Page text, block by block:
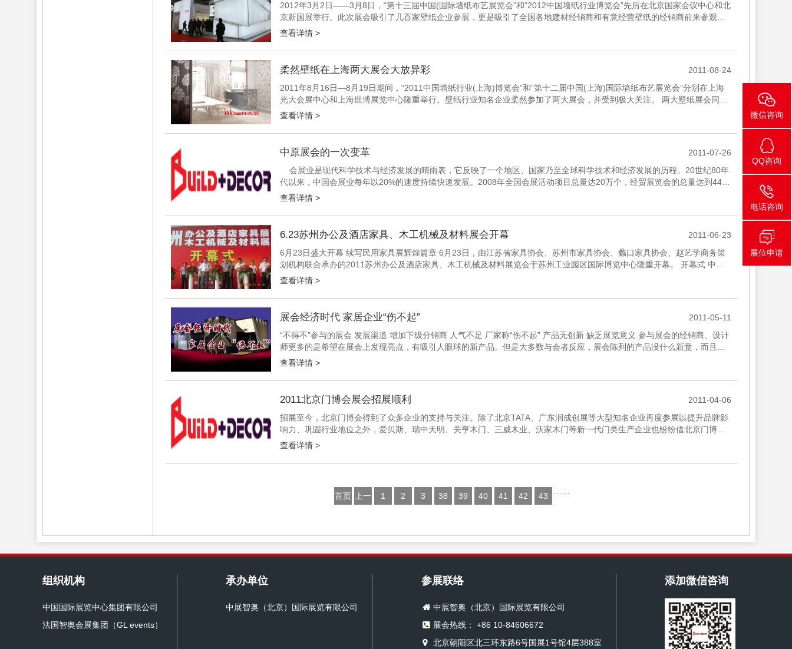
2012年3月2日――3月8日，“第十三届中国(国际墙纸布艺展览会”和“2012中国墙纸行业博览会”先后在北京国家会议中心和北
京新国展举行。此次展会吸引了几百家壁纸企业参展，更是吸引了全国各地建材经销商和有意经营壁纸的经销商前来参观洽
谈。 柔然场馆的外立面 参展商在翻看柔然新版本 柔然集团...
查看详情 >
柔然壁纸在上海两大展会大放异彩
2011-08-24
2011年8月16日―8月19日期间，“2011中国墙纸行业(上海)博览会”和“第十二届中国(上海)国际墙纸布艺展览会”分别在上海
光大会展中心和上海世博展览中心隆重举行。壁纸行业知名企业柔然参加了两大展会，并受到极大关注。 两大壁纸展会同时
在上海展开，汇聚了600多家企业参展，吸引了行业内...
查看详情 >
中原展会的一次变革
2011-07-26
会展业是现代科学技术与经济发展的晴雨表，它反映了一个地区、国家乃至全球科学技术和经济发展的历程。20世纪80年
代以来，中国会展业每年以20%的速度持续快速发展。2008年全国会展活动项目总量达20万个，经贸展览会的总量达到4490
个，展览会展出总面积为4517万平方米，会展从业总人数为67...
查看详情 >
6.23苏州办公及酒店家具、木工机械及材料展会开幕
2011-06-23
6月23日盛大开幕 续写民用家具展辉煌篇章 6月23日，由江苏省家具协会、苏州市家具协会、蠡口家具协会、赵艺学商务策
划机构联合承办的2011苏州办公及酒店家具、木工机械及材料展览会于苏州工业园区国际博览中心隆重开幕。 开幕式 中国
家具协会理事长朱长岭、江苏省家具协会会长冯建...
查看详情 >
展会经济时代 家居企业“伤不起”
2011-05-11
“不得不”参与的展会 发展渠道 增加下级分销商 人气不足 厂家称“伤不起” 产品无创新 缺乏展览意义 参与展会的经销商、设计
师更多的是希望在展会上发现亮点，有吸引人眼球的新产品。但是大多数与会者反应，展会陈列的产品没什么新意，而且每
个品牌的产品都差不多，毫无明显差别。厂家更多的...
查看详情 >
2011北京门博会展会招展顺利
2011-04-06
招展至今，北京门博会得到了众多企业的支持与关注。除了北京TATA、广东润成创展等大型知名企业再度参展以提升品牌影
响力、巩固行业地位之外，爱贝斯、瑞中天明、关亨木门、三威木业、沃家木门等新一代门类生产企业也纷纷借北京门博会
之势推出新品，如爱贝斯的“都市大写意”系列、瑞中天明的耶鲁装甲门及耶鲁装甲...
查看详情 >
首页
上一
1 2 3 38 39 40 41 42 43
组织机构
中国国际展览中心集团有限公司
法国智奥会展集团（GL events）
承办单位
中展智奥（北京）国际展览有限公司
参展联络
中展智奥（北京）国际展览有限公司
展会热线： +86 10-84606672
北京朝阳区北三环东路6号国展1号馆4层388室
添加微信咨询
微信咨询
QQ咨询
电话咨询
展位申请